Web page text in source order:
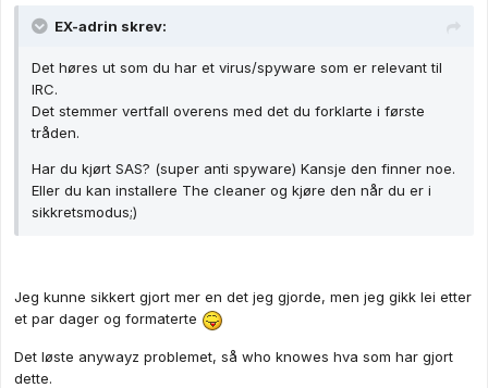
EX-adrin skrev:
Det høres ut som du har et virus/spyware som er relevant til
IRC.
Det stemmer vertfall overens med det du forklarte i første
tråden.
Har du kjørt SAS? (super anti spyware) Kansje den finner noe.
Eller du kan installere The cleaner og kjøre den når du er i
sikkretsmodus;)
Jeg kunne sikkert gjort mer en det jeg gjorde, men jeg gikk lei etter
et par dager og formaterte
Det løste anywayz problemet, så who knowes hva som har gjort
dette.